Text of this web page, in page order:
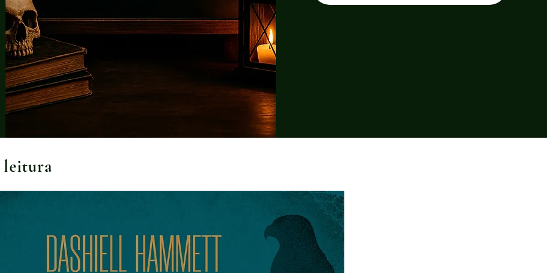
leitura